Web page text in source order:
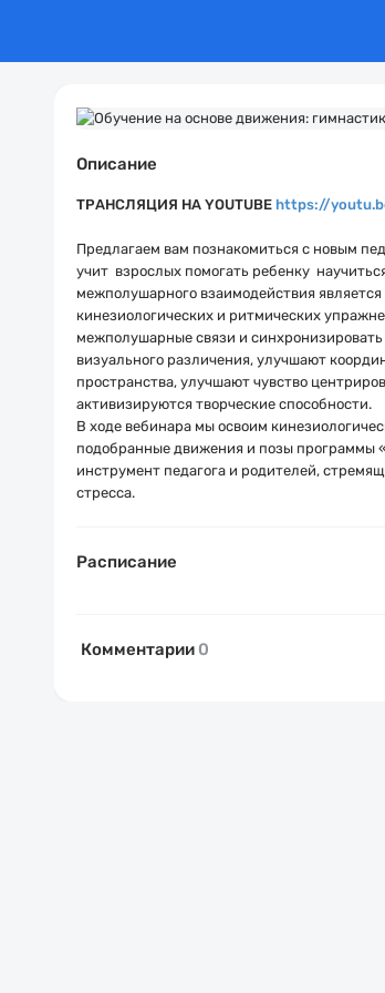
Описание
ТРАНСЛЯЦИЯ НА YOUTUBE https://
Предлагаем вам познакомиться с новым
учит взрослых помогать ребенку
межполушарного взаимодействия
кинезиологических и ритмических
межполушарные связи и
визуального различения, улучшают
пространства, улучшают чувство
активизируются творческие способности.
В ходе вебинара мы освоим
подобранные движения и позы программы
инструмент педагога и родителей,
стресса.
Расписание
Комментарии 0